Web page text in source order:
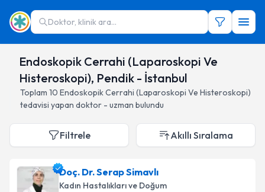
Doktor, klinik ara...
Endoskopik Cerrahi (Laparoskopi Ve
Histeroskopi), Pendik - İstanbul
Toplam 10 Endoskopik Cerrahi (Laparoskopi Ve Histeroskopi)
tedavisi yapan doktor - uzman bulundu
Filtrele Akıllı Sıralama
Doç. Dr. Serap Simavlı
Kadın Hastalıkları ve Doğum